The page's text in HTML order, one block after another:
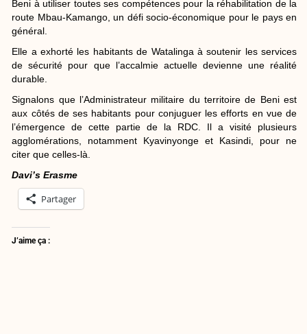
Beni à utiliser toutes ses compétences pour la réhabilitation de la
route Mbau-Kamango, un défi socio-économique pour le pays en
général.
Elle a exhorté les habitants de Watalinga à soutenir les services
de sécurité pour que l’accalmie actuelle devienne une réalité
durable.
Signalons que l’Administrateur militaire du territoire de Beni est
aux côtés de ses habitants pour conjuguer les efforts en vue de
l’émergence de cette partie de la RDC. Il a visité plusieurs
agglomérations, notamment Kyavinyonge et Kasindi, pour ne
citer que celles-là.
Davi’s Erasme
Partager
J’aime ça :